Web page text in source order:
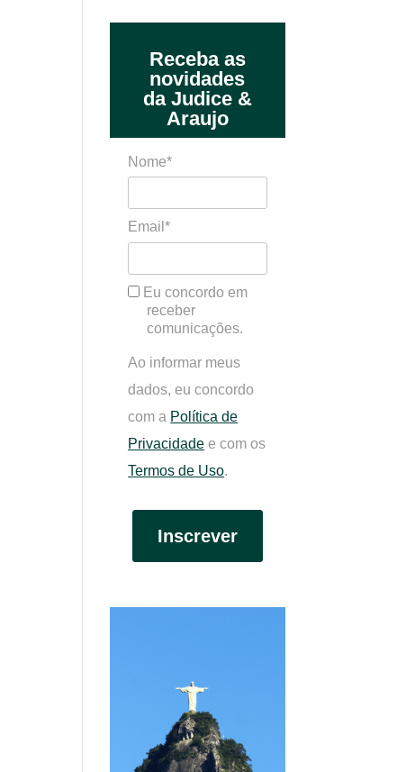
Receba as
novidades
da Judice &
Araujo
Nome*
Email*
Eu concordo em
receber
comunicações.
Ao informar meus
dados, eu concordo
com a Política de
Privacidade e com os
Termos de Uso.
Inscrever